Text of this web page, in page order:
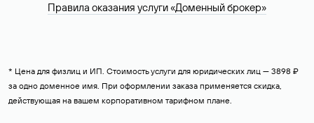
Правила оказания услуги «Доменный брокер»
* Цена для физлиц и ИП. Стоимость услуги для юридических лиц — 3898 ₽
за одно доменное имя. При оформлении заказа применяется скидка,
действующая на вашем корпоративном тарифном плане.